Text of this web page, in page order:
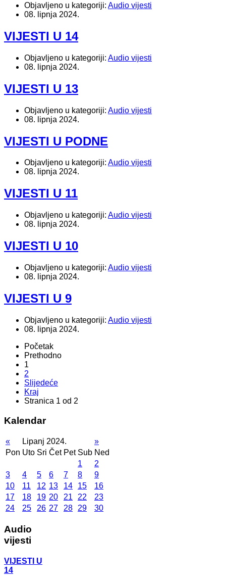
Objavljeno u kategoriji: Audio vijesti
08. lipnja 2024.
VIJESTI U 14
Objavljeno u kategoriji: Audio vijesti
08. lipnja 2024.
VIJESTI U 13
Objavljeno u kategoriji: Audio vijesti
08. lipnja 2024.
VIJESTI U PODNE
Objavljeno u kategoriji: Audio vijesti
08. lipnja 2024.
VIJESTI U 11
Objavljeno u kategoriji: Audio vijesti
08. lipnja 2024.
VIJESTI U 10
Objavljeno u kategoriji: Audio vijesti
08. lipnja 2024.
VIJESTI U 9
Objavljeno u kategoriji: Audio vijesti
08. lipnja 2024.
Početak
Prethodno
1
2
Slijedeće
Kraj
Stranica 1 od 2
Kalendar
« Lipanj 2024.
»
Pon Uto Sri Čet Pet Sub Ned
1
2
3
4 5 6 7 8
9
10
11 12 13 14 15
16
17
18 19 20 21 22
23
24
25 26 27 28 29 30
Audio
vijesti
VIJESTI U
14